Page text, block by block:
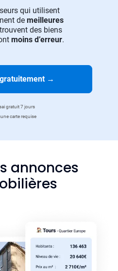
qui utilisent
de meilleures
des biens
moins d’erreur.
→
gratuit 7 jours
carte requise
annonces